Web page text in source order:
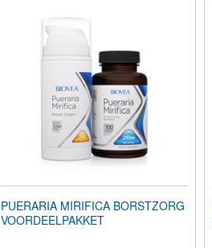
PUERARIA MIRIFICA BORSTZORG
VOORDEELPAKKET